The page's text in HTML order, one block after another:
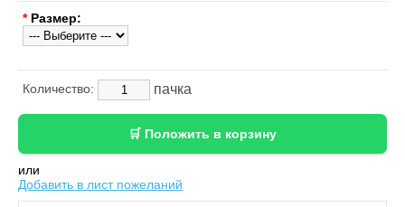
* Размер:
Количество: пачка
или
Добавить в лист пожеланий